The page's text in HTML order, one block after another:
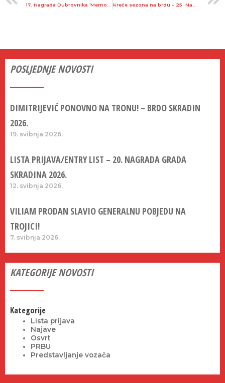
POSLJEDNJE NOVOSTI
DIMITRIJEVIĆ PONOVNO NA TRONU! – BRDO SKRADIN
2026.
19. svibnja 2026.
LISTA PRIJAVA/ENTRY LIST – 20. NAGRADA GRADA
SKRADINA 2026.
12. svibnja 2026.
VILIAM PRODAN SLAVIO GENERALNU POBJEDU NA
TROJICI!
7. svibnja 2026.
KATEGORIJE NOVOSTI
Kategorije
Lista prijava
Najave
Osvrt
PRBU
Predstavljanje vozača